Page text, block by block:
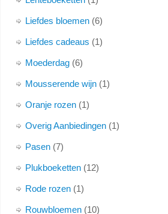
Liefdes bloemen 6
Liefdes cadeaus 1
Moederdag 6
Mousserende wijn 1
Oranje rozen 1
Overig Aanbiedingen 1
Pasen 7
Plukboeketten 12
Rode rozen 1
Rouwbloemen 10